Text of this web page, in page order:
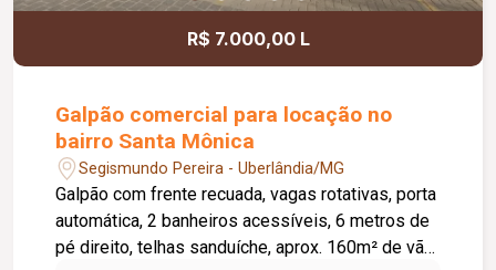
R$ 7.000,00 L
Galpão comercial para locação no
bairro Santa Mônica
Segismundo Pereira - Uberlândia/MG
Galpão com frente recuada, vagas rotativas, porta
automática, 2 banheiros acessíveis, 6 metros de
pé direito, telhas sanduíche, aprox. 160m² de vão